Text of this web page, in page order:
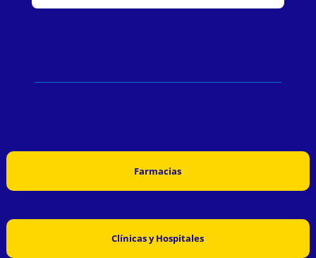
Farmacias
Clínicas y Hospitales